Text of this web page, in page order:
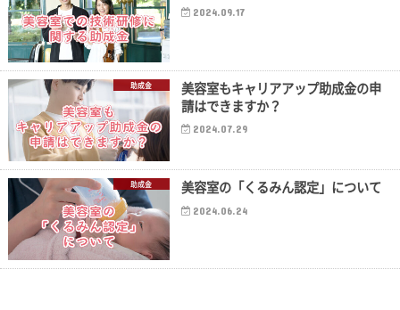
2024.09.17
助成金
美容室もキャリアアップ助成金の申
請はできますか？
2024.07.29
助成金 美容室の「くるみん認定」について
2024.06.24